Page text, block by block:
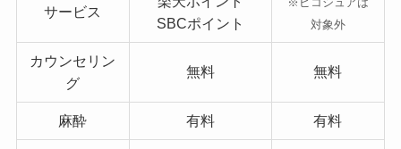
サービス
SBCポイント
対象外
カウンセリン
グ
無料 無料
麻酔 有料 有料